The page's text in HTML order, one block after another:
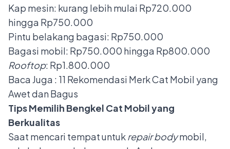
Kap mesin: kurang lebih mulai Rp720.000
hingga Rp750.000
Pintu belakang bagasi: Rp750.000
Bagasi mobil: Rp750.000 hingga Rp800.000
Rooftop: Rp1.800.000
Baca Juga : 11 Rekomendasi Merk Cat Mobil yang
Awet dan Bagus
Tips Memilih Bengkel Cat Mobil yang
Berkualitas
Saat mencari tempat untukrepair bodymobil,